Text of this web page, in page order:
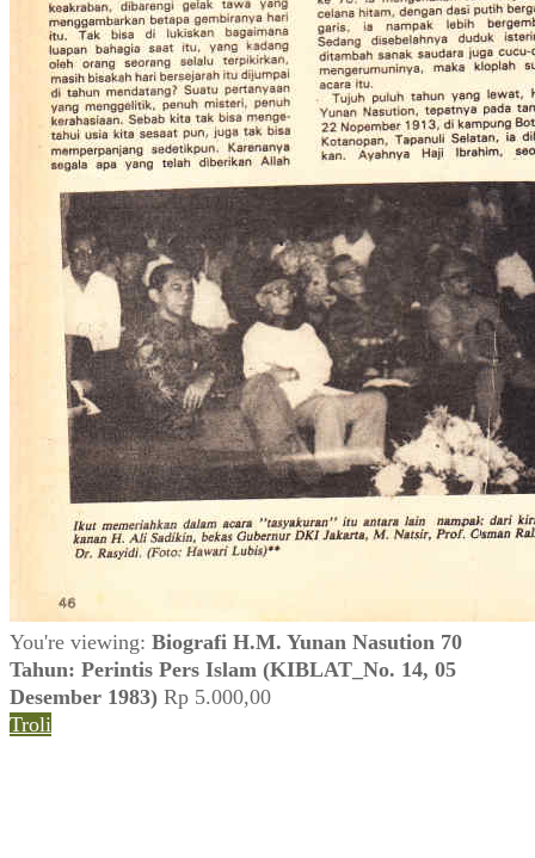
You're viewing: Biografi H.M. Yunan Nasution 70
Tahun: Perintis Pers Islam (KIBLAT_No. 14, 05
Desember 1983) Rp 5.000,00
Troli